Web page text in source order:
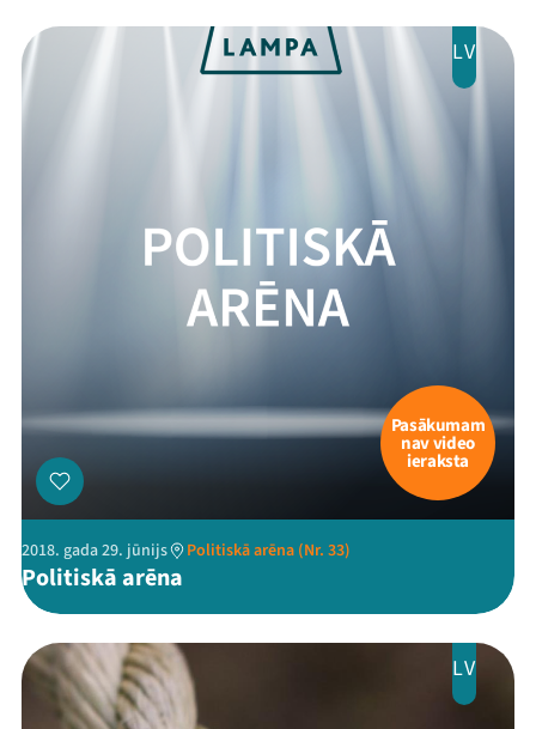
LV
Pasākumam
nav video
ieraksta
2018. gada 29. jūnijs Politiskā arēna (Nr. 33)
Politiskā arēna
LV